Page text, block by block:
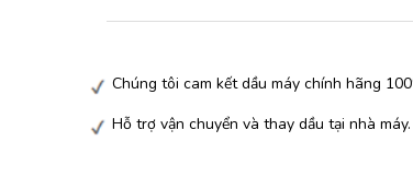
Chúng tôi cam kết dầu máy chính hãng
Hỗ trợ vận chuyển và thay dầu tại nhà máy.